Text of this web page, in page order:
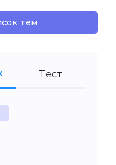
тем
Тест